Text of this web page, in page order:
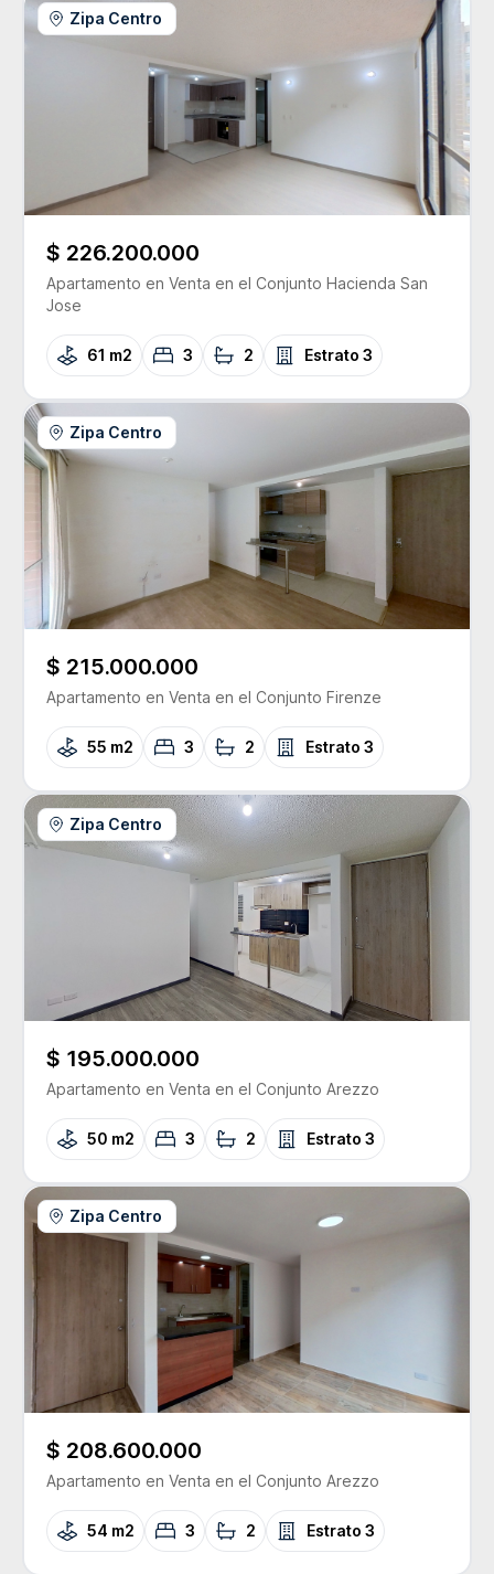
Zipa Centro
$ 226.200.000
Apartamento en Venta en el Conjunto Hacienda San
Jose
61 m2 3 2 Estrato 3
Zipa Centro
$ 215.000.000
Apartamento en Venta en el Conjunto Firenze
55 m2 3 2 Estrato 3
Zipa Centro
$ 195.000.000
Apartamento en Venta en el Conjunto Arezzo
50 m2 3 2 Estrato 3
Zipa Centro
$ 208.600.000
Apartamento en Venta en el Conjunto Arezzo
54 m2 3 2 Estrato 3